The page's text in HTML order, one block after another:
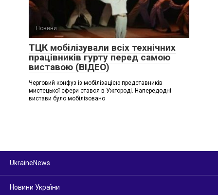
Новини
ТЦК мобілізували всіх технічних
працівників гурту перед самою
виставою (ВІДЕО)
Черговий конфуз із мобілізацією представників
мистецької сфери стався в Ужгороді. Напередодні
вистави було мобілізовано
UkraineNews
Новини України